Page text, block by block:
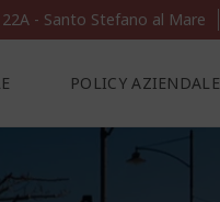
- Santo Stefano al Mare
POLICY AZIENDALE